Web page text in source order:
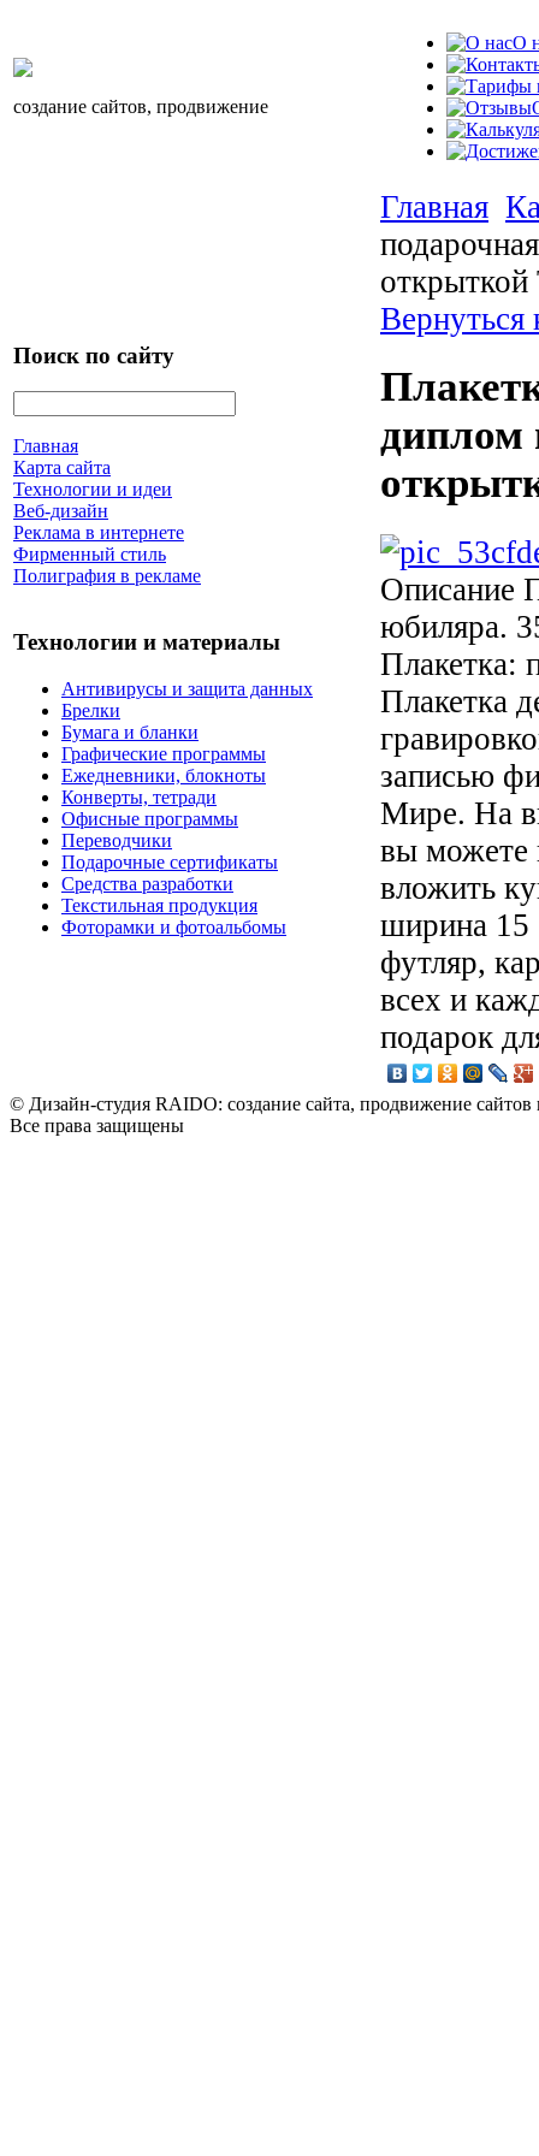
создание сайтов, продвижение
О
Поиск по сайту
Главная
Карта сайта
Технологии и идеи
Веб-дизайн
Реклама в интернете
Фирменный стиль
Полиграфия в рекламе
Технологии и материалы
Антивирусы и защита данных
Брелки
Бумага и бланки
Графические программы
Ежедневники, блокноты
Конверты, тетради
Офисные программы
Переводчики
Подарочные сертификаты
Средства разработки
Текстильная продукция
Фоторамки и фотоальбомы
Главная
диплом
Описание
юбиляра.
Плакетка:
Плакетка
записью
Мире. На
вы можете
вложить
ширина 15
футляр,
всех и
подарок
© Дизайн-студия RAIDO: создание сайта, продвижение сайтов
Все права защищены